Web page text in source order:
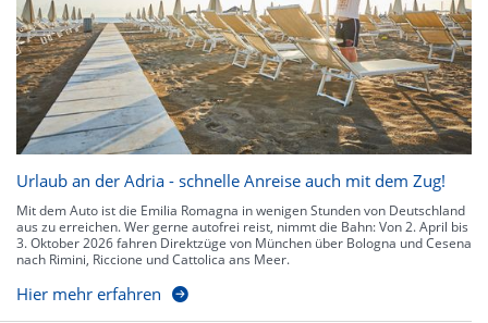
Urlaub an der Adria - schnelle Anreise auch mit dem Zug!
Mit dem Auto ist die Emilia Romagna in wenigen Stunden von Deutschland
aus zu erreichen. Wer gerne autofrei reist, nimmt die Bahn: Von 2. April bis
3. Oktober 2026 fahren Direktzüge von München über Bologna und Cesena
nach Rimini, Riccione und Cattolica ans Meer.
Hier mehr erfahren